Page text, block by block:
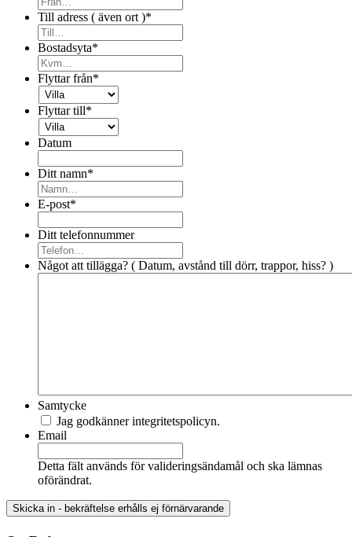
Till adress ( även ort )*
Bostadsyta*
Flyttar från*
Flyttar till*
Datum
Ditt namn*
E-post*
Ditt telefonnummer
Något att tillägga? ( Datum, avstånd till dörr, trappor, hiss? )
Samtycke
Jag godkänner integritetspolicyn.
Email
Detta fält används för valideringsändamål och ska lämnas
oförändrat.